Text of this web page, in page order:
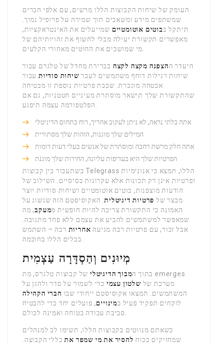
העומק של שיחות הקבוצות הללו מרשים, עם אלפי חברים
שמשתפים מידע ומשאבים תוך שמירה על פרופיל נמוך.
תיתקל בבוטים אוטומטיים שמייעלים את האינטראקציות,
מאפשרים תקשורת יעילה מבלי לחשוף את זהויותיהם של
היעדר ההצפנה מקצה לקצה בברירת מחדל של טלגרם עבור
שיחות רגילות דוחף משתמשים לעבר שיחות סודיות עבור
אבטחה מוגברת. שכבת פרטיות נוספת זו מבטיחה
שהתקשורת שלך תישאר מוסתרת מעיניים חטטניות, גם אם
אתה בלתי נראה, לא ניתן לעקוב אחריך, רוח בתחום הדיגיטלי
המילים שלך מוגנות, הזהות שלך מסתורית
אתה חלק מרשת רחבה ומוסתרת של אנשים בעלי דעות דומות
הפרטיות שלך היא בעדיפות עליונה, החירות שלך מוגנת
כשתעבור בין קבוצות Telegrass הללו, תמצא כי אנונימיות
ופרטיות אינן רק תכונות אלא עקרונות בסיסיים. השילוב של
הודעות מוצפנות, בוטים אוטומטיים ושיחות סודיות יוצר
מבצר של פרטיות דיגיטלית. האקוסיסטם הזה שגשוג על
האמונה כי התקשורת צריכה להיות חופשית ממעקב, מה
שמאפשר למשתמשים להביע את עצמם ללא פחד מתגובה.
אבל זכור, עם פרטיות רבה מגיעה אחריות רבה – השתמש
מְיוּנִים וְהַסְדָּרָה עַצְמִית
בתוך המבוך הדיגיטלישל קבוצות טלגרס, מת emerges
מערכת של שלטון עצמי כדי לשמור על סדר ולהגן על
המשתמשים. תמצאו אקוסיסטם ייחודי שבו חברי הקהילה
לוקחים תפקיד פעיל במינויים, פועלים יחד כדי להבטיח
כשאתם מנווטים בקבוצות הללו, תשימו לב למנהלים
שמחזיקים בכוח להסיר את מי שמפר אתכללי הקבוצה.